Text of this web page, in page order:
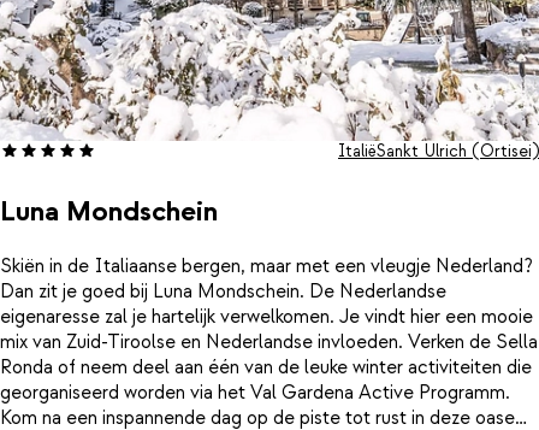
Luna Mondschein
ItaliëSankt Ulrich (Ortisei)
Skiën in de Italiaanse bergen, maar met een vleugje Nederland?
Dan zit je goed bij Luna Mondschein. De Nederlandse
eigenaresse zal je hartelijk verwelkomen. Je vindt hier een mooie
mix van Zuid-Tiroolse en Nederlandse invloeden. Verken de Sella
Ronda of neem deel aan één van de leuke winter activiteiten die
georganiseerd worden via het Val Gardena Active Programm.
Kom na een inspannende dag op de piste tot rust in deze oase